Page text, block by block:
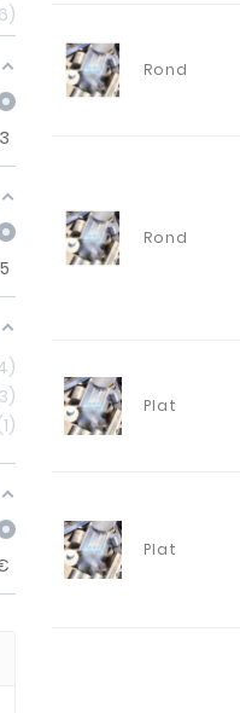
6
3
1
Rond
Rond
Plat
Plat